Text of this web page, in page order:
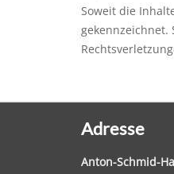
Soweit die
gekennzeichnet.
Adresse
Anton-Schmid-